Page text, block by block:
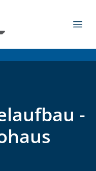
KG - 2026
-